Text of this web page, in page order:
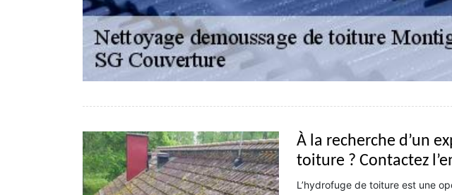
À la recherche d’un
toiture ? Contactez
L’hydrofuge de toiture est une